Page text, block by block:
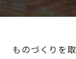
ものづくりを